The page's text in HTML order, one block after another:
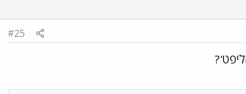
#25